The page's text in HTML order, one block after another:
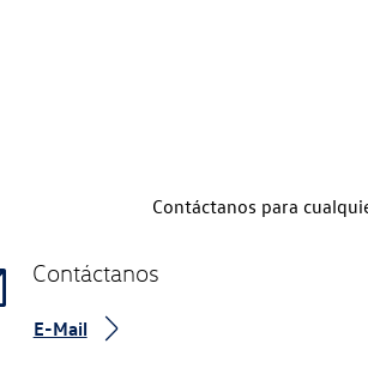
Contáctanos para
Contáctanos
E-Mail